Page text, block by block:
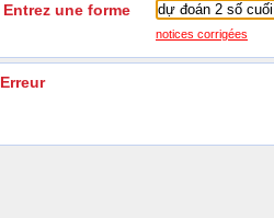
Entrez une forme
notices corrigées
Erreur